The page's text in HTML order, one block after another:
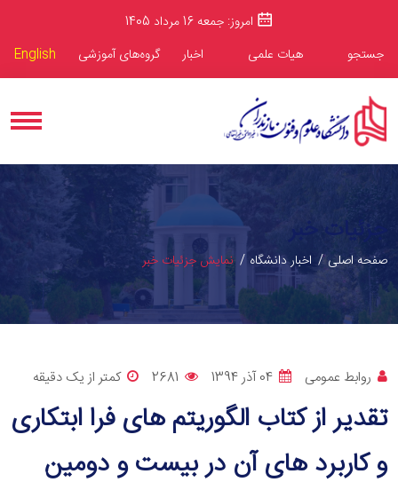
امروز: جمعه 16 مرداد 1405
جستجو
هیات علمی اخبار گروه‌های آموزشی English
جزئیات خبر
صفحه اصلی اخبار دانشگاه نمایش جزئیات خبر
روابط عمومی 04 آذر 1394 2681 کمتر از یک دقیقه
تقدیر از کتاب الگوریتم های فرا ابتکاری
و کاربرد های آن در بیست و دومین